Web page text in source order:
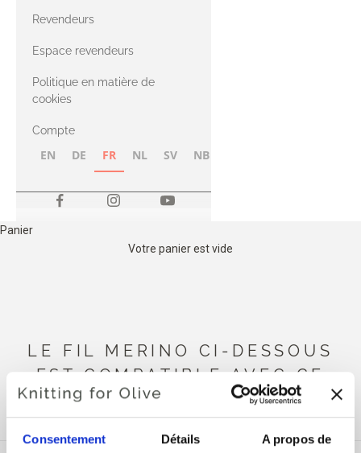
Consentement Détails A propos de
Compatible
avec le fil Merino
avec le fil Heavy
Revendeurs
Espace revendeurs
Politique en matière de
cookies
Compte
EN DE FR NL SV NB
Panier
Votre panier est vide
LE FIL MERINO CI-DESSOUS
EST COMPATIBLE AVEC CE
SOFT SILK MOHAIR